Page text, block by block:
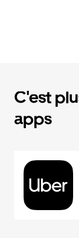
C'est
apps